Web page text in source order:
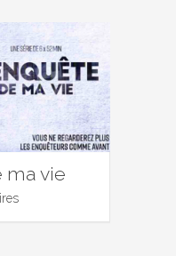
ma vie